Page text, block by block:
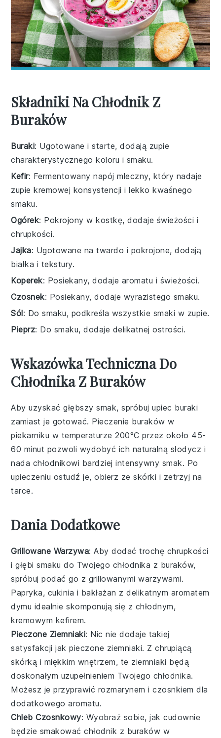
Składniki Na Chłodnik Z
Buraków
Buraki: Ugotowane i starte, dodają zupie
charakterystycznego koloru i smaku.
Kefir: Fermentowany napój mleczny, który nadaje
zupie kremowej konsystencji i lekko kwaśnego
smaku.
Ogórek: Pokrojony w kostkę, dodaje świeżości i
chrupkości.
Jajka: Ugotowane na twardo i pokrojone, dodają
białka i tekstury.
Koperek: Posiekany, dodaje aromatu i świeżości.
Czosnek: Posiekany, dodaje wyrazistego smaku.
Sól: Do smaku, podkreśla wszystkie smaki w zupie.
Pieprz: Do smaku, dodaje delikatnej ostrości.
Wskazówka Techniczna Do
Chłodnika Z Buraków
Aby uzyskać głębszy smak, spróbuj upiec buraki
zamiast je gotować. Pieczenie buraków w
piekarniku w temperaturze 200°C przez około 45-
60 minut pozwoli wydobyć ich naturalną słodycz i
nada chłodnikowi bardziej intensywny smak. Po
upieczeniu ostudź je, obierz ze skórki i zetrzyj na
tarce.
Dania Dodatkowe
Grillowane Warzywa: Aby dodać trochę chrupkości
i głębi smaku do Twojego chłodnika z buraków,
spróbuj podać go z grillowanymi warzywami.
Papryka, cukinia i bakłażan z delikatnym aromatem
dymu idealnie skomponują się z chłodnym,
kremowym kefirem.
Pieczone Ziemniaki: Nic nie dodaje takiej
satysfakcji jakpieczone ziemniaki. Z chrupiącą
skórką i miękkim wnętrzem, te ziemniaki będą
doskonałym uzupełnieniem Twojego chłodnika.
Możesz je przyprawić rozmarynem iczosnkiem dla
dodatkowego aromatu.
Chleb Czosnkowy: Wyobraź sobie, jak cudownie
będzie smakowaćchłodnik z buraków w